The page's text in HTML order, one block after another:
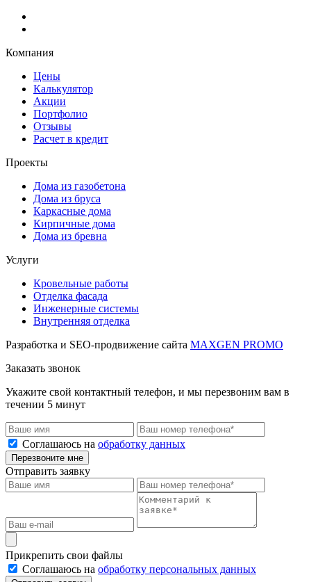
Компания
Цены
Калькулятор
Акции
Портфолио
Отзывы
Расчет в кредит
Проекты
Дома из газобетона
Дома из бруса
Каркасные дома
Кирпичные дома
Дома из бревна
Услуги
Кровельные работы
Отделка фасада
Инженерные системы
Внутренняя отделка
Разработка и SEO-продвижение сайта MAXGEN PROMO
Заказать звонок
Укажите свой контактный телефон, и мы перезвоним вам в
течении 5 минут
Соглашаюсь на обработку данных
Перезвоните мне
Отправить заявку
Прикрепить свои файлы
Соглашаюсь на обработку персональных данных